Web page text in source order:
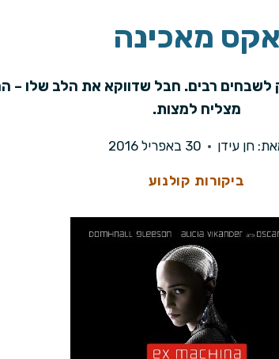
אקס מאכינה
רבים. חבל שדווקא את הלב שלו –
מצליח למצות.
חן עידן 30 באפריל 2016
ביקורות קולנוע